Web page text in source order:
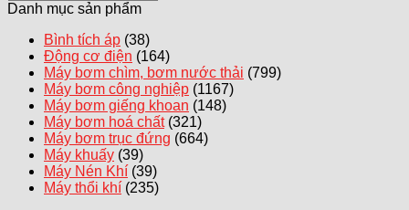
Danh mục sản phẩm
Bình tích áp (38)
Động cơ điện (164)
Máy bơm chìm, bơm nước thải (799)
Máy bơm công nghiệp (1167)
Máy bơm giếng khoan (148)
Máy bơm hoá chất (321)
Máy bơm trục đứng (664)
Máy khuấy (39)
Máy Nén Khí (39)
Máy thổi khí (235)